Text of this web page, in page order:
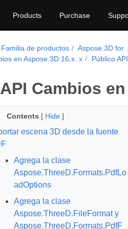
Products Purchase
de productos Aspose.3D for
en Aspose.3D 16.x. x
Público
Cambios
Contents [ Hide ]
escena 3D desde la fuente
Agrega la clase
Aspose.ThreeD.Formats.PdfLo
adOptions
Agrega la clase
Aspose.ThreeD.FileFormat y
Aspose.ThreeD.Formats.PdfF